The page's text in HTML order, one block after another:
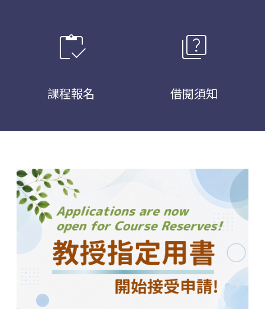
inventory
課程報名
quiz
借閱須知